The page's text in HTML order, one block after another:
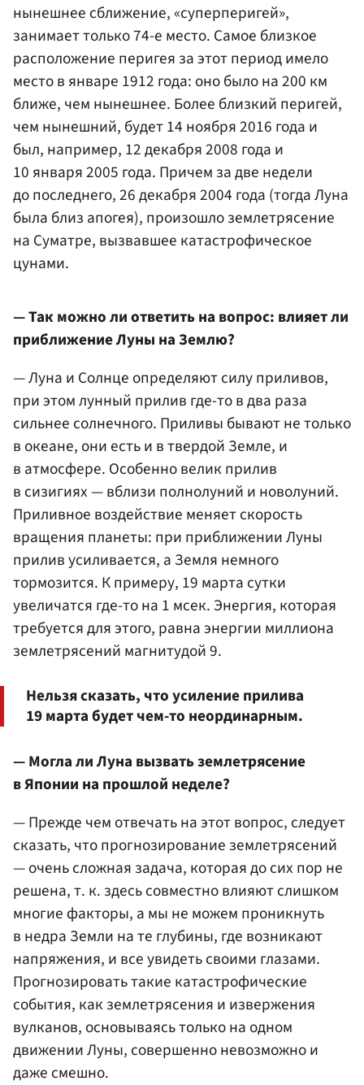
нынешнее сближение, «суперперигей»,
занимает только 74-е место. Самое близкое
расположение перигея за этот период имело
место в январе 1912 года: оно было на 200 км
ближе, чем нынешнее. Более близкий перигей,
чем нынешний, будет 14 ноября 2016 года и
был, например, 12 декабря 2008 года и
10 января 2005 года. Причем за две недели
до последнего, 26 декабря 2004 года (тогда Луна
была близ апогея), произошло землетрясение
на Суматре, вызвавшее катастрофическое
цунами.
— Так можно ли ответить на вопрос: влияет ли
приближение Луны на Землю?
— Луна и Солнце определяют силу приливов,
при этом лунный прилив где-то в два раза
сильнее солнечного. Приливы бывают не только
в океане, они есть и в твердой Земле, и
в атмосфере. Особенно велик прилив
в сизигиях — вблизи полнолуний и новолуний.
Приливное воздействие меняет скорость
вращения планеты: при приближении Луны
прилив усиливается, а Земля немного
тормозится. К примеру, 19 марта сутки
увеличатся где-то на 1 мсек. Энергия, которая
требуется для этого, равна энергии миллиона
землетрясений магнитудой 9.
Нельзя сказать, что усиление прилива
19 марта будет чем-то неординарным.
— Могла ли Луна вызвать землетрясение
в Японии на прошлой неделе?
— Прежде чем отвечать на этот вопрос, следует
сказать, что прогнозирование землетрясений
— очень сложная задача, которая до сих пор не
решена, т. к. здесь совместно влияют слишком
многие факторы, а мы не можем проникнуть
в недра Земли на те глубины, где возникают
напряжения, и все увидеть своими глазами.
Прогнозировать такие катастрофические
события, как землетрясения и извержения
вулканов, основываясь только на одном
движении Луны, совершенно невозможно и
даже смешно.